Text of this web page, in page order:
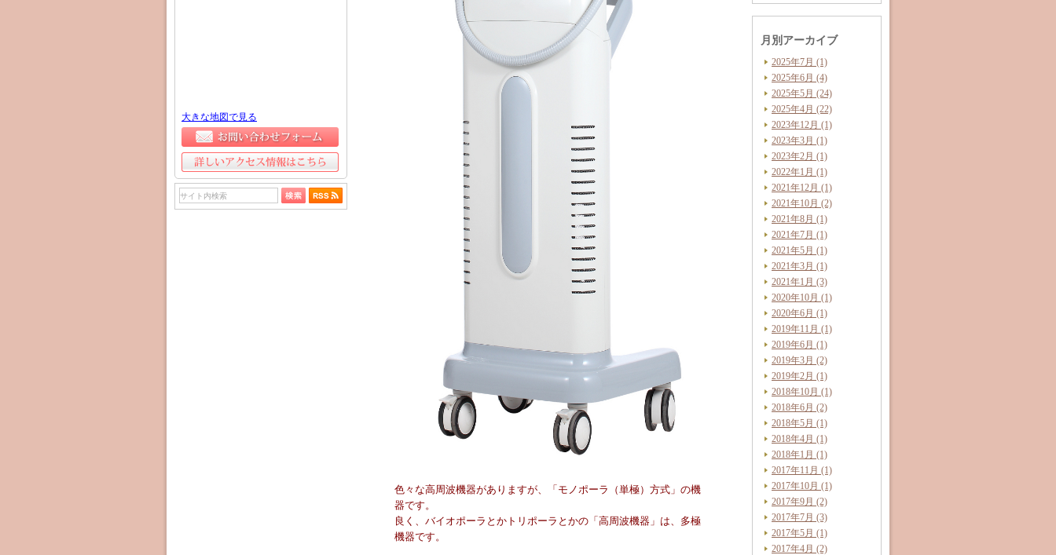
色々な高周波機器がありますが、「モノポーラ（単極）方式」の機
器です。
良く、バイオポーラとかトリポーラとかの「高周波機器」は、多極
機器です。
月別アーカイブ
2025年7月 (1)
2025年6月 (4)
2025年5月 (24)
2025年4月 (22)
2023年12月 (1)
2023年3月 (1)
2023年2月 (1)
2022年1月 (1)
2021年12月 (1)
2021年10月 (2)
2021年8月 (1)
2021年7月 (1)
2021年5月 (1)
2021年3月 (1)
2021年1月 (3)
2020年10月 (1)
2020年6月 (1)
2019年11月 (1)
2019年6月 (1)
2019年3月 (2)
2019年2月 (1)
2018年10月 (1)
2018年6月 (2)
2018年5月 (1)
2018年4月 (1)
2018年1月 (1)
2017年11月 (1)
2017年10月 (1)
2017年9月 (2)
2017年7月 (3)
2017年5月 (1)
2017年4月 (2)
大きな地図で見る